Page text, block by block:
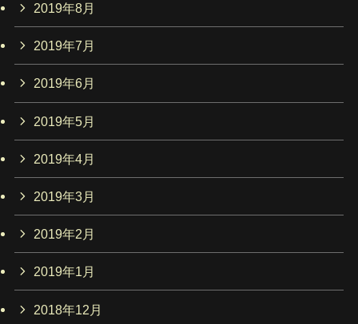
2019年8月
2019年7月
2019年6月
2019年5月
2019年4月
2019年3月
2019年2月
2019年1月
2018年12月